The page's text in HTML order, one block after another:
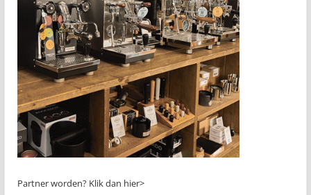
Partner worden? Klik dan hier>